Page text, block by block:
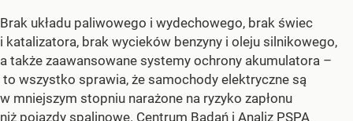
Brak układu paliwowego i wydechowego, brak świec
i katalizatora, brak wycieków benzyny i oleju silnikowego,
a także zaawansowane systemy ochrony akumulatora –
to wszystko sprawia, że samochody elektryczne są
w mniejszym stopniu narażone na ryzyko zapłonu
niż pojazdy spalinowe. Centrum Badań i Analiz PSPA